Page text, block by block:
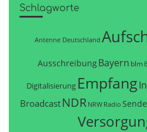
Schlagworte
Antenne Deutschland
AusschreibungBayern blm
Digitalisierung Empfang
Broadcast NDR NRW Radio